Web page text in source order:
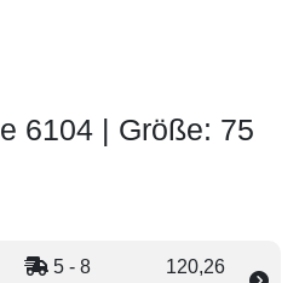
6104 | Größe: 75
5 - 8
120,26